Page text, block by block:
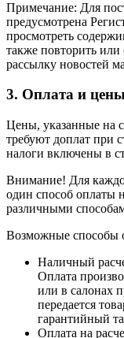
Примечание: Для
предусмотрена
просмотреть
также повторить или
рассылку новостей
3. Оплата и
Цены, указанные на
требуют доплат при
налоги включены в
Внимание! Для
один способ оплаты
различными
Возможные способы
Наличный
Оплата
или в салонах
передается
гарантийный
Оплата на